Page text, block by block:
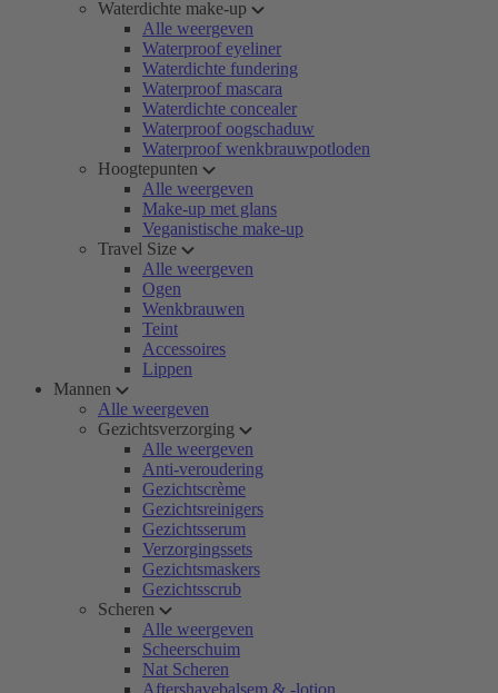
Waterdichte make-up
Alle weergeven
Waterproof eyeliner
Waterdichte fundering
Waterproof mascara
Waterdichte concealer
Waterproof oogschaduw
Waterproof wenkbrauwpotloden
Hoogtepunten
Alle weergeven
Make-up met glans
Veganistische make-up
Travel Size
Alle weergeven
Ogen
Wenkbrauwen
Teint
Accessoires
Lippen
Mannen
Alle weergeven
Gezichtsverzorging
Alle weergeven
Anti-veroudering
Gezichtscrème
Gezichtsreinigers
Gezichtsserum
Verzorgingssets
Gezichtsmaskers
Gezichtsscrub
Scheren
Alle weergeven
Scheerschuim
Nat Scheren
Aftershavebalsem & -lotion